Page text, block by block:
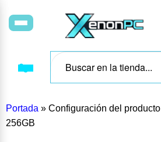
Portada » Configuración del producto
256GB